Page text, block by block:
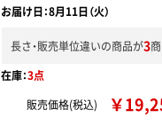
お届け日：8月11日（火）
長さ・販売単位違いの商品が3
在庫：3点
販売価格(税込)
￥